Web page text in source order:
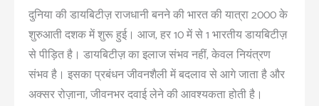
दुनिया की डायबिटीज़ राजधानी बनने की भारत की यात्रा 2000 के
शुरुआती दशक में शुरू हुई। आज, हर 10 में से 1 भारतीय डायबिटीज़
से पीड़ित है। डायबिटीज़ का इलाज संभव नहीं, केवल नियंत्रण
संभव है। इसका प्रबंधन जीवनशैली में बदलाव से आगे जाता है और
अक्सर रोज़ाना, जीवनभर दवाई लेने की आवश्यकता होती है।